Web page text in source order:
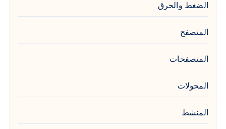
الضغط والحرق
المتصفح
المتصفحات
المحولات
المنشط